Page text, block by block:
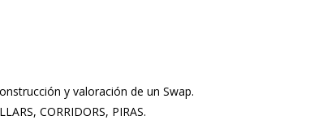
y valoración de un Swap.
CORRIDORS, PIRAS.